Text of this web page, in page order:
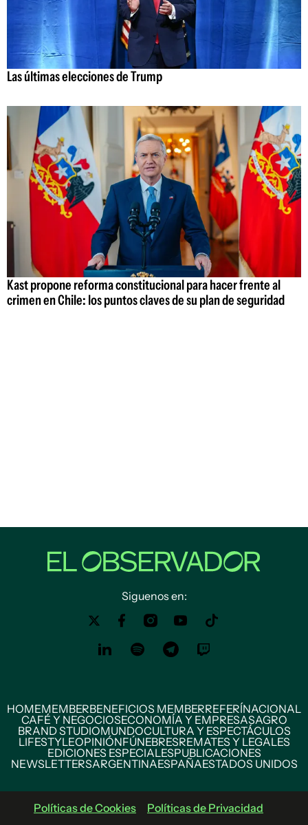
Las últimas elecciones de Trump
Kast propone reforma constitucional para hacer frente al
crimen en Chile: los puntos claves de su plan de seguridad
Siguenos en:
HOMEMEMBERBENEFICIOS MEMBERREFERÍNACIONAL
CAFÉ Y NEGOCIOSECONOMÍA Y EMPRESASAGRO
BRAND STUDIOMUNDOCULTURA Y ESPECTÁCULOS
LIFESTYLEOPINIÓNFÚNEBRESREMATES Y LEGALES
EDICIONES ESPECIALESPUBLICACIONES
NEWSLETTERSARGENTINAESPAÑAESTADOS UNIDOS
Políticas de Cookies
Políticas de Privacidad